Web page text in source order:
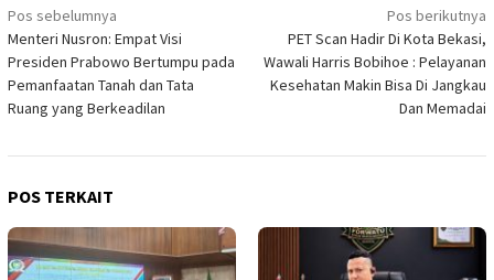
Navigasi
pos
Pos sebelumnya
Menteri Nusron: Empat Visi
Presiden Prabowo Bertumpu pada
Pemanfaatan Tanah dan Tata
Ruang yang Berkeadilan
Pos berikutnya
PET Scan Hadir Di Kota Bekasi,
Wawali Harris Bobihoe : Pelayanan
Kesehatan Makin Bisa Di Jangkau
Dan Memadai
POS TERKAIT